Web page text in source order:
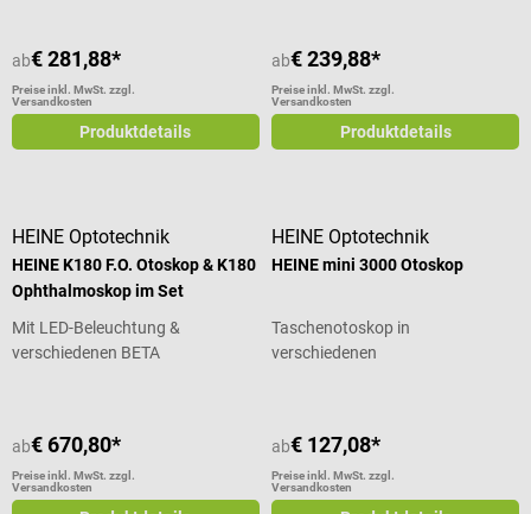
ab€ 281,88*
Preise inkl. MwSt. zzgl.
Versandkosten
Produktdetails
ab€ 239,88*
Preise inkl. MwSt. zzgl.
Versandkosten
Produktdetails
HEINE Optotechnik
HEINE K180 F.O. Otoskop & K180
Ophthalmoskop im Set
Mit LED-Beleuchtung &
verschiedenen BETA
ab€ 670,80*
Preise inkl. MwSt. zzgl.
Versandkosten
HEINE Optotechnik
HEINE mini 3000 Otoskop
Taschenotoskop in
verschiedenen
ab€ 127,08*
Preise inkl. MwSt. zzgl.
Versandkosten